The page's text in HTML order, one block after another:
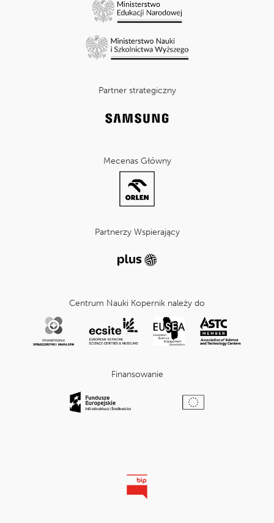
Partner strategiczny
Mecenas Główny
Partnerzy Wspierający
Centrum Nauki Kopernik należy do
Finansowanie